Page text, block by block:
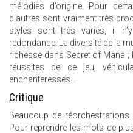
mélodies d’origine. Pour
d’autres sont vraiment très
styles sont très variés, il
redondance. La diversité de la
richesse dans Secret of Mana ;
réussites de ce jeu,
enchanteresses…
Critique
Beaucoup de
Pour reprendre les mots de